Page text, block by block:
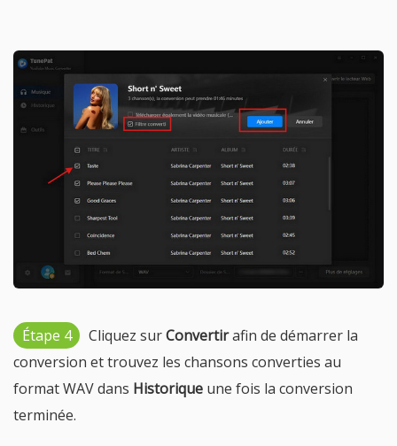
Étape 4 Cliquez surConvertirafin de démarrer la
conversion et trouvez les chansons converties au
format WAV dans Historique une fois la conversion
terminée.